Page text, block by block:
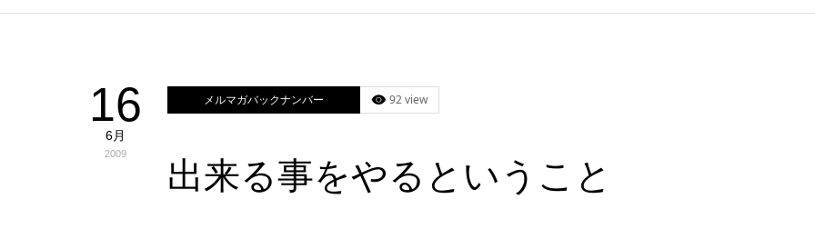
16
6月
2009
メルマガバックナンバー 92 view
出来る事をやるということ